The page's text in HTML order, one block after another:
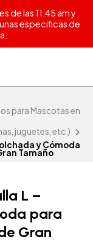
de las 11:45 am y
especificas de
para Mascotas en
juguetes, etc.)
y Cómoda
Tamaño
L –
para
Gran